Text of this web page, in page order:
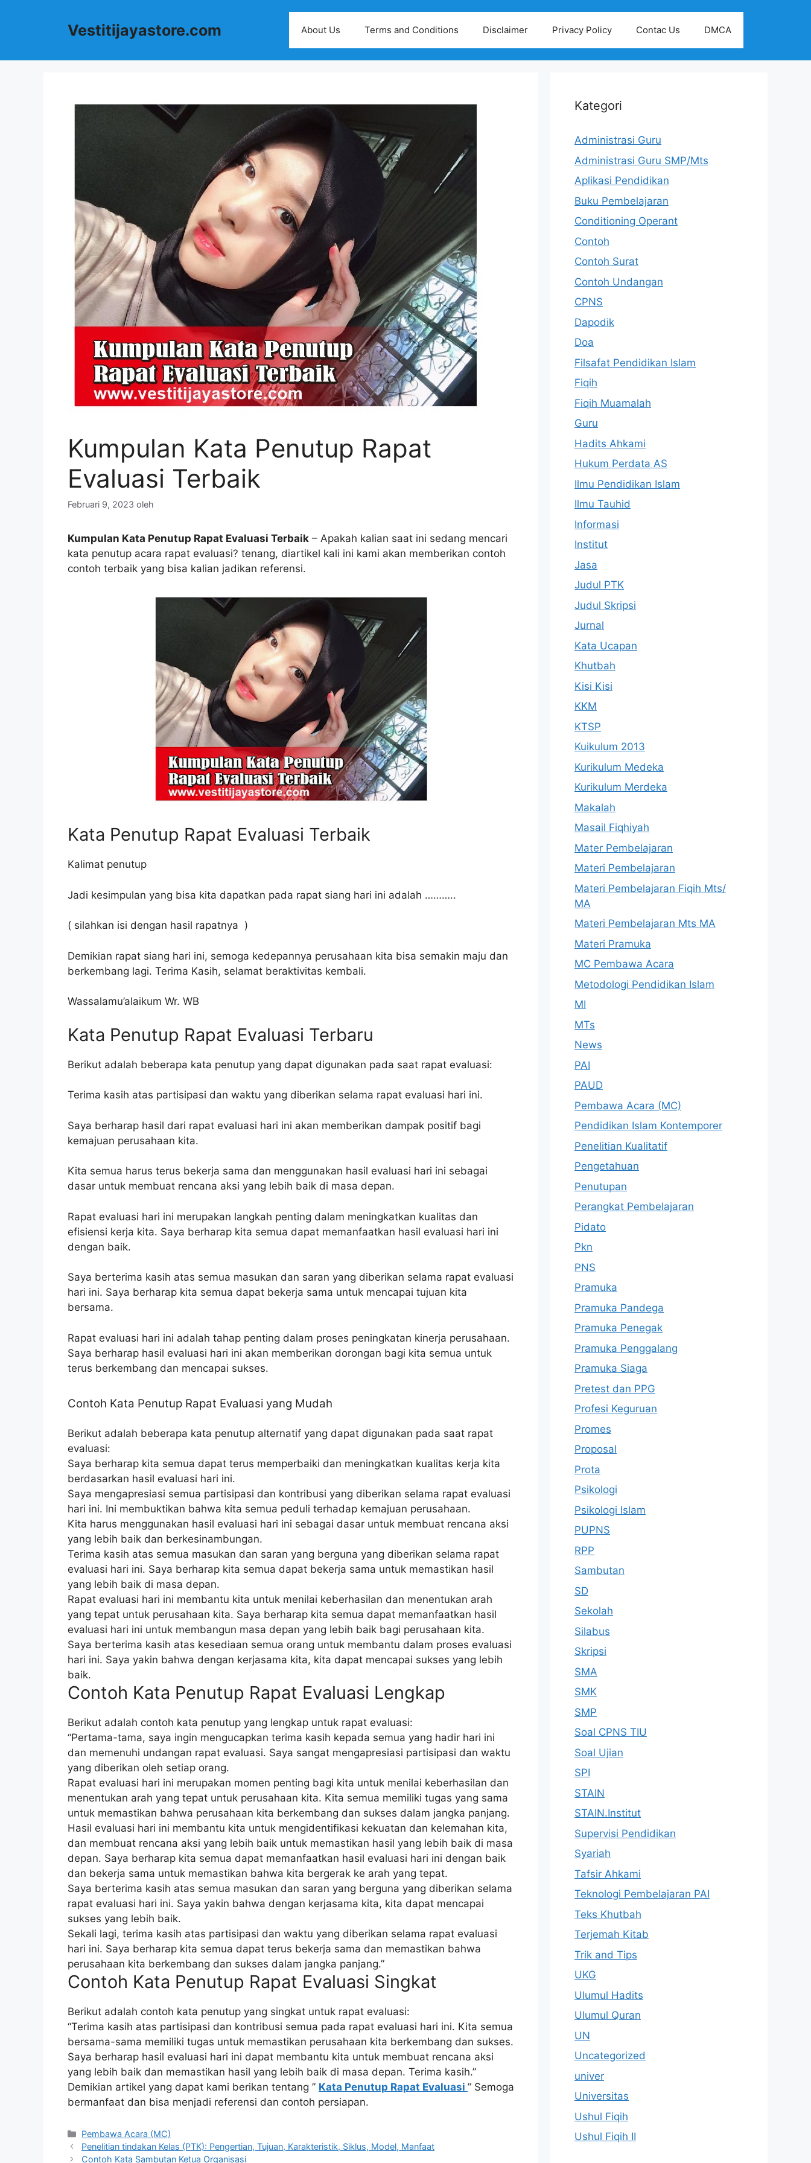
Vestitijayastore.com About Us Terms and Conditions Disclaimer Privacy Policy Contac Us DMCA
Kumpulan Kata Penutup Rapat
Evaluasi Terbaik
Februari 9, 2023 oleh
Kumpulan Kata Penutup Rapat Evaluasi Terbaik – Apakah kalian saat ini sedang mencari
kata penutup acara rapat evaluasi? tenang, diartikel kali ini kami akan memberikan contoh
contoh terbaik yang bisa kalian jadikan referensi.
Kata Penutup Rapat Evaluasi Terbaik
Kalimat penutup
Jadi kesimpulan yang bisa kita dapatkan pada rapat siang hari ini adalah ………..
( silahkan isi dengan hasil rapatnya )
Demikian rapat siang hari ini, semoga kedepannya perusahaan kita bisa semakin maju dan
berkembang lagi. Terima Kasih, selamat beraktivitas kembali.
Wassalamu’alaikum Wr. WB
Kata Penutup Rapat Evaluasi Terbaru
Berikut adalah beberapa kata penutup yang dapat digunakan pada saat rapat evaluasi:
Terima kasih atas partisipasi dan waktu yang diberikan selama rapat evaluasi hari ini.
Saya berharap hasil dari rapat evaluasi hari ini akan memberikan dampak positif bagi
kemajuan perusahaan kita.
Kita semua harus terus bekerja sama dan menggunakan hasil evaluasi hari ini sebagai
dasar untuk membuat rencana aksi yang lebih baik di masa depan.
Rapat evaluasi hari ini merupakan langkah penting dalam meningkatkan kualitas dan
efisiensi kerja kita. Saya berharap kita semua dapat memanfaatkan hasil evaluasi hari ini
dengan baik.
Saya berterima kasih atas semua masukan dan saran yang diberikan selama rapat evaluasi
hari ini. Saya berharap kita semua dapat bekerja sama untuk mencapai tujuan kita
bersama.
Rapat evaluasi hari ini adalah tahap penting dalam proses peningkatan kinerja perusahaan.
Saya berharap hasil evaluasi hari ini akan memberikan dorongan bagi kita semua untuk
terus berkembang dan mencapai sukses.
Contoh Kata Penutup Rapat Evaluasi yang Mudah
Berikut adalah beberapa kata penutup alternatif yang dapat digunakan pada saat rapat
evaluasi:
Saya berharap kita semua dapat terus memperbaiki dan meningkatkan kualitas kerja kita
berdasarkan hasil evaluasi hari ini.
Saya mengapresiasi semua partisipasi dan kontribusi yang diberikan selama rapat evaluasi
hari ini. Ini membuktikan bahwa kita semua peduli terhadap kemajuan perusahaan.
Kita harus menggunakan hasil evaluasi hari ini sebagai dasar untuk membuat rencana aksi
yang lebih baik dan berkesinambungan.
Terima kasih atas semua masukan dan saran yang berguna yang diberikan selama rapat
evaluasi hari ini. Saya berharap kita semua dapat bekerja sama untuk memastikan hasil
yang lebih baik di masa depan.
Rapat evaluasi hari ini membantu kita untuk menilai keberhasilan dan menentukan arah
yang tepat untuk perusahaan kita. Saya berharap kita semua dapat memanfaatkan hasil
evaluasi hari ini untuk membangun masa depan yang lebih baik bagi perusahaan kita.
Saya berterima kasih atas kesediaan semua orang untuk membantu dalam proses evaluasi
hari ini. Saya yakin bahwa dengan kerjasama kita, kita dapat mencapai sukses yang lebih
baik.
Contoh Kata Penutup Rapat Evaluasi Lengkap
Berikut adalah contoh kata penutup yang lengkap untuk rapat evaluasi:
“Pertama-tama, saya ingin mengucapkan terima kasih kepada semua yang hadir hari ini
dan memenuhi undangan rapat evaluasi. Saya sangat mengapresiasi partisipasi dan waktu
yang diberikan oleh setiap orang.
Rapat evaluasi hari ini merupakan momen penting bagi kita untuk menilai keberhasilan dan
menentukan arah yang tepat untuk perusahaan kita. Kita semua memiliki tugas yang sama
untuk memastikan bahwa perusahaan kita berkembang dan sukses dalam jangka panjang.
Hasil evaluasi hari ini membantu kita untuk mengidentifikasi kekuatan dan kelemahan kita,
dan membuat rencana aksi yang lebih baik untuk memastikan hasil yang lebih baik di masa
depan. Saya berharap kita semua dapat memanfaatkan hasil evaluasi hari ini dengan baik
dan bekerja sama untuk memastikan bahwa kita bergerak ke arah yang tepat.
Saya berterima kasih atas semua masukan dan saran yang berguna yang diberikan selama
rapat evaluasi hari ini. Saya yakin bahwa dengan kerjasama kita, kita dapat mencapai
sukses yang lebih baik.
Sekali lagi, terima kasih atas partisipasi dan waktu yang diberikan selama rapat evaluasi
hari ini. Saya berharap kita semua dapat terus bekerja sama dan memastikan bahwa
perusahaan kita berkembang dan sukses dalam jangka panjang.”
Contoh Kata Penutup Rapat Evaluasi Singkat
Berikut adalah contoh kata penutup yang singkat untuk rapat evaluasi:
“Terima kasih atas partisipasi dan kontribusi semua pada rapat evaluasi hari ini. Kita semua
bersama-sama memiliki tugas untuk memastikan perusahaan kita berkembang dan sukses.
Saya berharap hasil evaluasi hari ini dapat membantu kita untuk membuat rencana aksi
yang lebih baik dan memastikan hasil yang lebih baik di masa depan. Terima kasih.”
Demikian artikel yang dapat kami berikan tentang ” Kata Penutup Rapat Evaluasi ” Semoga
bermanfaat dan bisa menjadi referensi dan contoh persiapan.
Kategori
Pembawa Acara (MC)
Penelitian tindakan Kelas (PTK): Pengertian, Tujuan, Karakteristik, Siklus, Model, Manfaat
Contoh Kata Sambutan Ketua Organisasi
Kategori
Administrasi Guru
Administrasi Guru SMP/Mts
Aplikasi Pendidikan
Buku Pembelajaran
Conditioning Operant
Contoh
Contoh Surat
Contoh Undangan
CPNS
Dapodik
Doa
Filsafat Pendidikan Islam
Fiqih
Fiqih Muamalah
Guru
Hadits Ahkami
Hukum Perdata AS
Ilmu Pendidikan Islam
Ilmu Tauhid
Informasi
Institut
Jasa
Judul PTK
Judul Skripsi
Jurnal
Kata Ucapan
Khutbah
Kisi Kisi
KKM
KTSP
Kuikulum 2013
Kurikulum Medeka
Kurikulum Merdeka
Makalah
Masail Fiqhiyah
Mater Pembelajaran
Materi Pembelajaran
Materi Pembelajaran Fiqih Mts/
MA
Materi Pembelajaran Mts MA
Materi Pramuka
MC Pembawa Acara
Metodologi Pendidikan Islam
MI
MTs
News
PAI
PAUD
Pembawa Acara (MC)
Pendidikan Islam Kontemporer
Penelitian Kualitatif
Pengetahuan
Penutupan
Perangkat Pembelajaran
Pidato
Pkn
PNS
Pramuka
Pramuka Pandega
Pramuka Penegak
Pramuka Penggalang
Pramuka Siaga
Pretest dan PPG
Profesi Keguruan
Promes
Proposal
Prota
Psikologi
Psikologi Islam
PUPNS
RPP
Sambutan
SD
Sekolah
Silabus
Skripsi
SMA
SMK
SMP
Soal CPNS TIU
Soal Ujian
SPI
STAIN
STAIN.Institut
Supervisi Pendidikan
Syariah
Tafsir Ahkami
Teknologi Pembelajaran PAI
Teks Khutbah
Terjemah Kitab
Trik and Tips
UKG
Ulumul Hadits
Ulumul Quran
UN
Uncategorized
univer
Universitas
Ushul Fiqih
Ushul Fiqih II